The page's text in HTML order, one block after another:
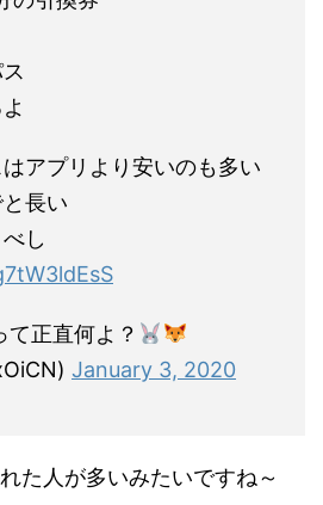
アプリより安いのも多い
長い
し
正直何よ？
January 3, 2020
た人が多いみたいですね～